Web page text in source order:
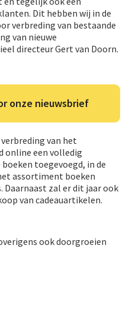
Dit hebben wij in de
verbreding van bestaande
van nieuwe
directeur Gert van Doorn.
onze nieuwsbrief
van het
online een volledig
toegevoegd, in de
assortiment boeken
zal er dit jaar ook
van cadeauartikelen.
ook doorgroeien